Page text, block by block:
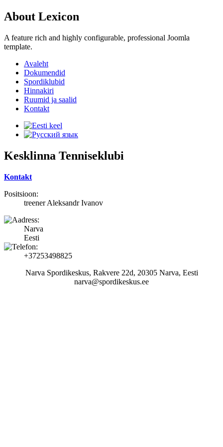
About Lexicon
A feature rich and highly configurable, professional Joomla
template.
Avaleht
Dokumendid
Spordiklubid
Hinnakiri
Ruumid ja saalid
Kontakt
Kesklinna Tenniseklubi
Kontakt
Positsioon:
treener Aleksandr Ivanov
Narva
Eesti
+37253498825
Narva Spordikeskus, Rakvere 22d, 20305 Narva, Eesti
narva@spordikeskus.ee